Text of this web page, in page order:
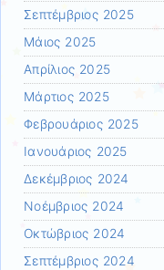
Σεπτέμβριος 2025
Μάιος 2025
Απρίλιος 2025
Μάρτιος 2025
Φεβρουάριος 2025
Ιανουάριος 2025
Δεκέμβριος 2024
Νοέμβριος 2024
Οκτώβριος 2024
Σεπτέμβριος 2024